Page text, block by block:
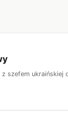
szefem ukraińskiej